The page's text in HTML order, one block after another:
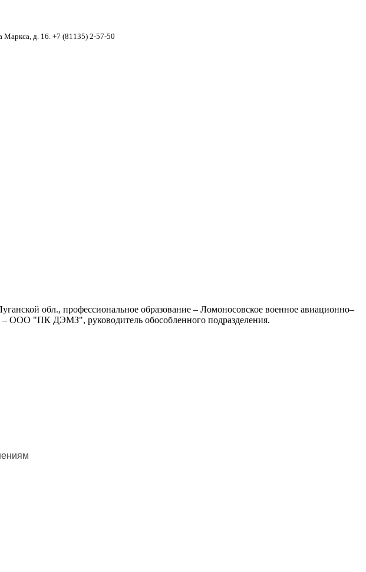
Маркса, д. 16. +7 (81135) 2-57-50
обл., профессиональное образование – Ломоносовское военное авиационно–
– ООО "ПК ДЭМЗ", руководитель обособленного подразделения.